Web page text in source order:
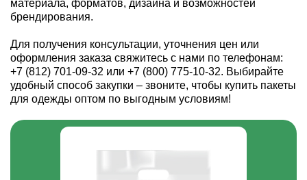
материала, форматов, дизайна и возможностей
брендирования.
Для получения консультации, уточнения цен или
оформления заказа свяжитесь с нами по телефонам:
+7 (812) 701-09-32 или +7 (800) 775-10-32. Выбирайте
удобный способ закупки – звоните, чтобы купить пакеты
для одежды оптом по выгодным условиям!